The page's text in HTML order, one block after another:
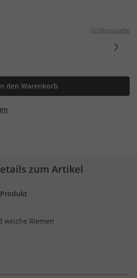
Größentabelle
den Warenkorb
zum Artikel
weiche Riemen